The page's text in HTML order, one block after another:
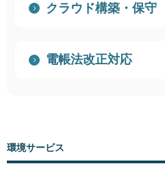
クラウド構築・保守
電帳法改正対応
環境サービス